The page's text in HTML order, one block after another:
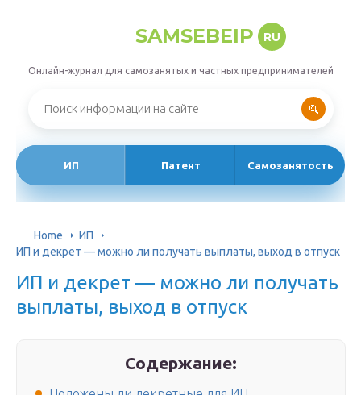
SAMSEBEIP RU
Онлайн-журнал для самозанятых и частных предпринимателей
ИП Патент Самозанятость
Home
ИП
ИП и декрет — можно ли получать выплаты, выход в отпуск
ИП и декрет — можно ли получать
выплаты, выход в отпуск
Содержание: